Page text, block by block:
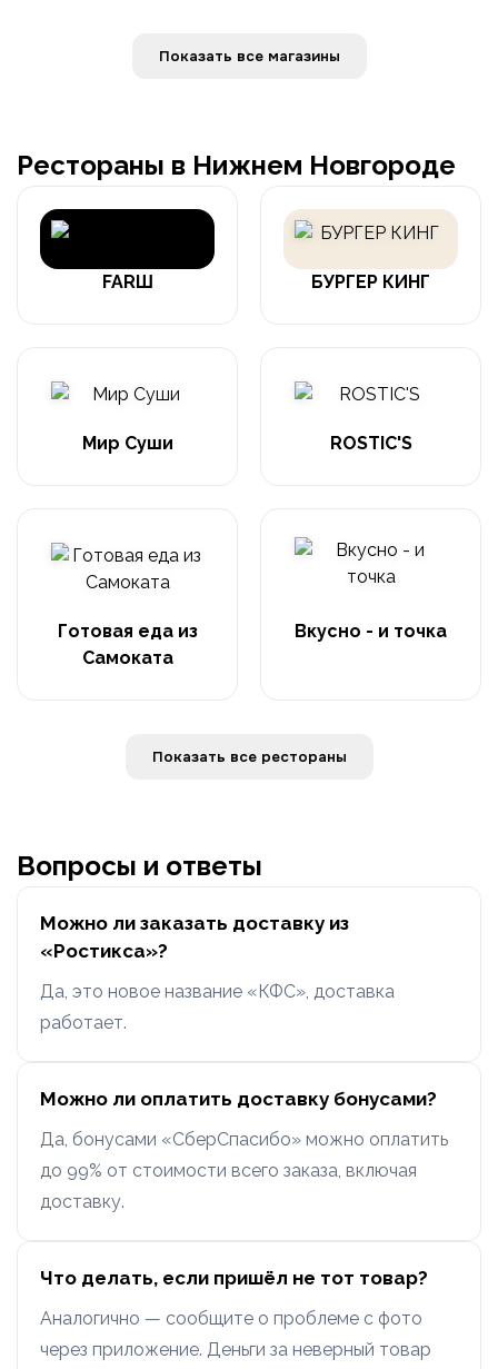
Показать все магазины
Рестораны в Нижнем Новгороде
FARШ БУРГЕР КИНГ
Мир Суши ROSTIC'S
Готовая еда из
Самоката
Вкусно - и точка
Показать все рестораны
Вопросы и ответы
Можно ли заказать доставку из
«Ростикса»?
Да, это новое название «КФС», доставка
работает.
Можно ли оплатить доставку бонусами?
Да, бонусами «СберСпасибо» можно оплатить
до 99% от стоимости всего заказа, включая
доставку.
Что делать, если пришёл не тот товар?
Аналогично — сообщите о проблеме с фото
через приложение. Деньги за неверный товар